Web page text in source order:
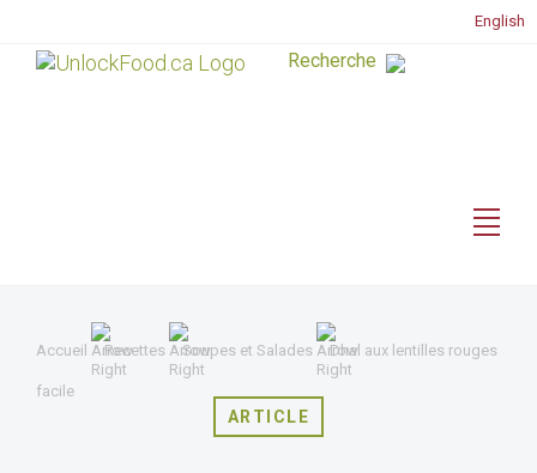
English
Accueil Recettes Soupes et Salades Dhal aux lentilles rouges
facile
ARTICLE